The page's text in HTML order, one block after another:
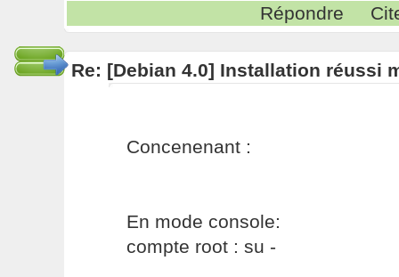
Répondre
Re: [Debian 4.0] Installation réussi
Concenenant :
En mode console:
compte root : su -